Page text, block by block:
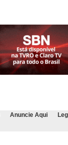
Anuncie Aqui